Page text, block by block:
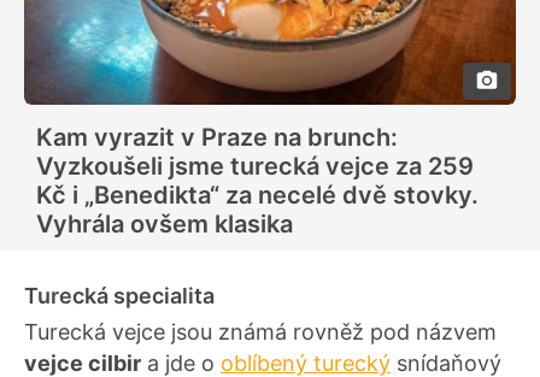
Kam vyrazit v Praze na brunch:
Vyzkoušeli jsme turecká vejce za 259
Kč i „Benedikta“ za necelé dvě stovky.
Vyhrála ovšem klasika
Turecká specialita
Turecká vejce jsou známá rovněž pod názvem
vejce cilbir a jde o oblíbený turecký snídaňový